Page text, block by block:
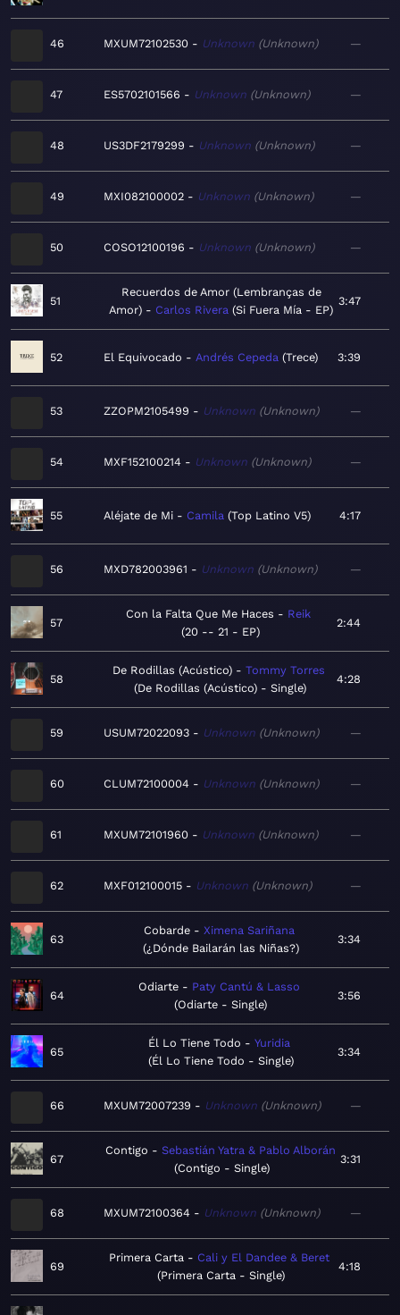
46 MXUM72102530 Unknown Unknown —
47 ES5702101566 Unknown Unknown —
48 US3DF2179299 Unknown Unknown —
49 MXI082100002 Unknown Unknown —
50 COSO12100196 Unknown Unknown —
51
Recuerdos de Amor (Lembranças de
Amor)
Carlos Rivera Si Fuera Mía - EP
3:47
52 El Equivocado Andrés Cepeda Trece 3:39
53 ZZOPM2105499 Unknown Unknown —
54 MXF152100214 Unknown Unknown —
55 Aléjate de Mi Camila Top Latino V5 4:17
56 MXD782003961 Unknown Unknown —
57
Con la Falta Que Me Haces
Reik
20 -- 21 - EP
2:44
58
De Rodillas (Acústico)
Tommy Torres
De Rodillas (Acústico) - Single
4:28
59 USUM72022093 Unknown Unknown —
60 CLUM72100004 Unknown Unknown —
61 MXUM72101960 Unknown Unknown —
62 MXF012100015 Unknown Unknown —
63
Cobarde
Ximena Sariñana
¿Dónde Bailarán las Niñas?
3:34
64
Odiarte
Paty Cantú & Lasso
Odiarte - Single
3:56
65
Él Lo Tiene Todo
Yuridia
Él Lo Tiene Todo - Single
3:34
66 MXUM72007239 Unknown Unknown —
67
Contigo
Sebastián Yatra & Pablo Alborán
Contigo - Single
3:31
68 MXUM72100364 Unknown Unknown —
69
Primera Carta
Cali y El Dandee & Beret
Primera Carta - Single
4:18